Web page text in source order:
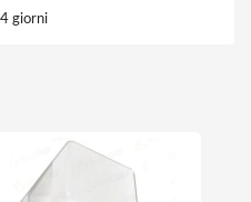
giorni